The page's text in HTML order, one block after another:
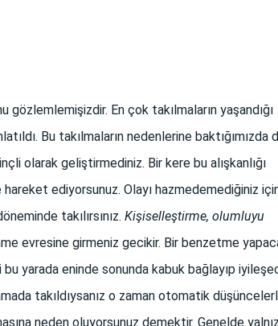
gözlemlemişizdir. En çok takılmaların yaşandığı
Bu takılmaların nedenlerine baktığımızda
olarak geliştirmediniz. Bir kere bu alışkanlığı
hareket ediyorsunuz. Olayı hazmedemediğiniz
takılırsınız. Kişiselleştirme, olumluyu
evresine girmeniz gecikir. Bir benzetme
yarada eninde sonunda kabuk bağlayıp
takıldıysanız o zaman otomatik
neden oluyorsunuz demektir. Genelde yalnız